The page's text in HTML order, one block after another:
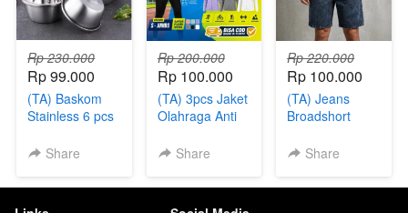
Rp 230.000
Rp 99.000
(TA) Baskom
Stainless 6 pcs
Share
Rp 200.000
Rp 100.000
(TA) 3pcs Jaket
Olahraga Anti
Share
Rp 220.000
Rp 100.000
(TA) Jeans
Broadshort
Share